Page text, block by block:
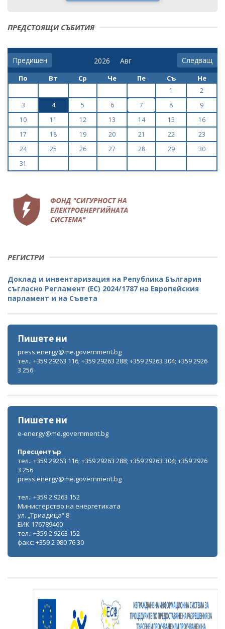
ПРЕДСТОЯЩИ СЪБИТИЯ
Предишен Следващ
По Вт Ср Че Пе Съ Не
1
2
3
4 5 6 7 8
9
10
11 12 13 14 15
16
17
18 19 20 21 22
23
24
25 26 27 28 29
30
31
РЕГИСТРИ
Доклад и инвентаризация на Република България
съгласно Регламент (ЕС) 2024/1787 на Европейския
парламент и на Съвета
Пишете ни
press.energy@me.government.bg
тел.: +359 29263 116; +359 29263 288; +359 29263 304; +359 2926
3 256
Пишете ни
e-energy@me.government.bg
Пресцентър
тел.: +359 29263 116; +359 29263 288; +359 29263 304; +359 2926
3 256
press.energy@me.government.bg
тел.: +359 2 9263 152
Министерство на енергетиката
ул. „Триадица“ 8
ЕИК 176789460
тел.: +359 2 9263 152
факс: +359 2 980 76 30